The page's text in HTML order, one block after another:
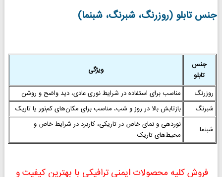
جنس تابلو (روزرنگ، شبرنگ، شبنما)
جنس
تابلو
ویژگی
روزرنگ
مناسب برای استفاده در شرایط نوری عادی، دید واضح و روشن
شبرنگ
بازتابش بالا در روز و شب، مناسب برای مکان‌های کم‌نور یا تاریک
شبنما
نوردهی و نمای خاص در تاریکی، کاربرد در شرایط خاص و
محیط‌های تاریک
فروش کلیه محصولات ایمنی ترافیکی با بهترین کیفیت و